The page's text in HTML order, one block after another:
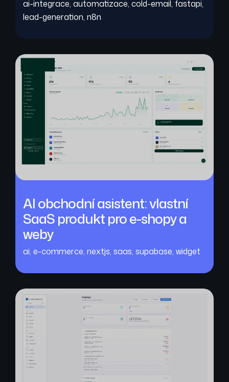
ai-integrace, automatizace, cold-email, fastapi,
lead-generation, n8n
AI obchodní asistent: vlastní
SaaS produkt pro e-shopy a
weby
ai, e-commerce, nextjs, saas, supabase, widget